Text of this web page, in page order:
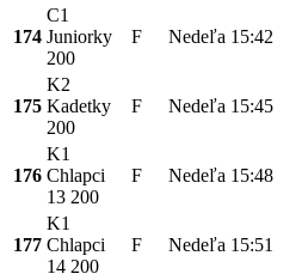
174
C1
Juniorky
200
F Nedeľa 15:42
175
K2
Kadetky
200
F Nedeľa 15:45
176
K1
Chlapci
13 200
F Nedeľa 15:48
177
K1
Chlapci
14 200
F Nedeľa 15:51